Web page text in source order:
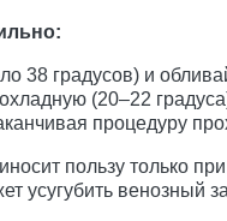
38 градусов) и
(20–22
процедуру
пользу только
усугубить венозный